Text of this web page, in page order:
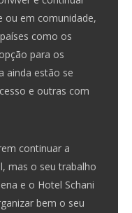
ou em comunidade,
como os
para os
ainda estão se
e outras com
continuar a
mas o seu trabalho
e o Hotel Schani
bem o seu